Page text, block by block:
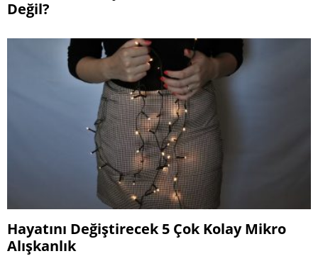
Değil?
Hayatını Değiştirecek 5 Çok Kolay Mikro
Alışkanlık